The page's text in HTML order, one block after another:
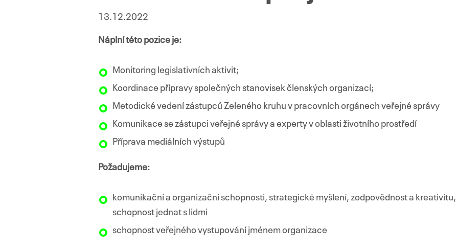
13.12.2022
Náplní této pozice je:
Monitoring legislativních aktivit;
Koordinace přípravy společných stanovisek členských organizací;
Metodické vedení zástupců Zeleného kruhu v pracovních orgánech veřejné správy
Komunikace se zástupci veřejné správy a experty v oblasti životního prostředí
Příprava mediálních výstupů
Požadujeme:
komunikační a organizační schopnosti, strategické myšlení, zodpovědnost a kreativitu,
schopnost jednat s lidmi
schopnost veřejného vystupování jménem organizace